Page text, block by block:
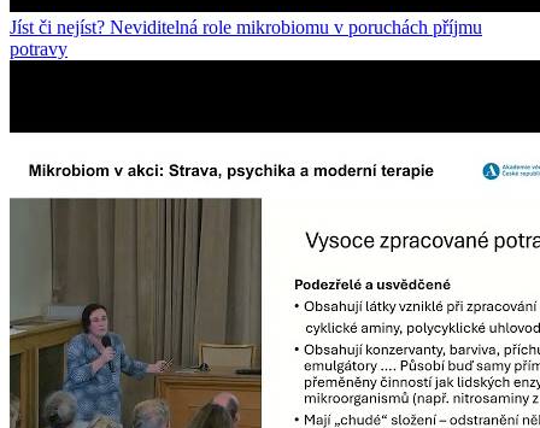
Jíst či nejíst? Neviditelná role mikrobiomu v poruchách příjmu
potravy